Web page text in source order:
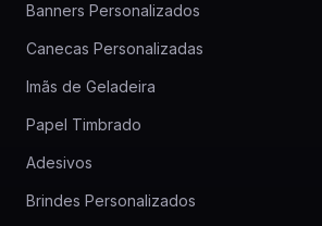
Banners Personalizados
Canecas Personalizadas
Imãs de Geladeira
Papel Timbrado
Adesivos
Brindes Personalizados